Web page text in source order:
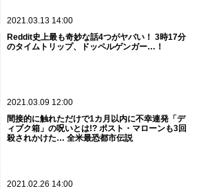
2021.03.13 14:00
Reddit史上最も奇妙な話4つがヤバい！ 3時17分
のタイムトリップ、ドッペルゲンガー…！
2021.03.09 12:00
間接的に触れただけで1カ月以内に不幸連発「デ
ィブク箱」の呪いとは!? ポスト・マローンも3回
殺されかけた… 全米最恐都市伝説
2021.02.26 14:00